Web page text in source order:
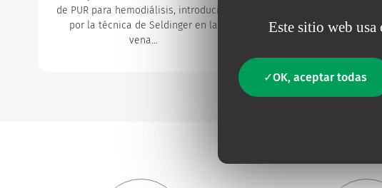
Este sitio web usa
OK, aceptar todas
de PUR para hemodiálisis, introducido
por la técnica de Seldinger en la
vena…
hemodiálisis e